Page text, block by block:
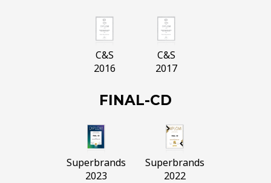
C&S
2016
C&S
2017
FINAL-CD
Superbrands
2023
Superbrands
2022